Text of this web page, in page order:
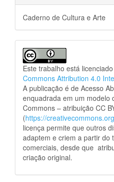
Caderno de Cultura e Arte
Este trabalho está
Commons Attribution 4.0
A publicação é de Acesso
enquadrada em um modelo
Commons – atribuição CC
(https://
licença permite que outros
adaptem e criem a partir do
comerciais, desde que
criação original.